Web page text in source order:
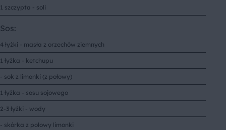
1 szczypta - soli
Sos:
4 łyżki - masła z orzechów ziemnych
1 łyżka - ketchupu
- sok z limonki (z połowy)
1 łyżka - sosu sojowego
2-3 łyżki - wody
- skórka z połowy limonki